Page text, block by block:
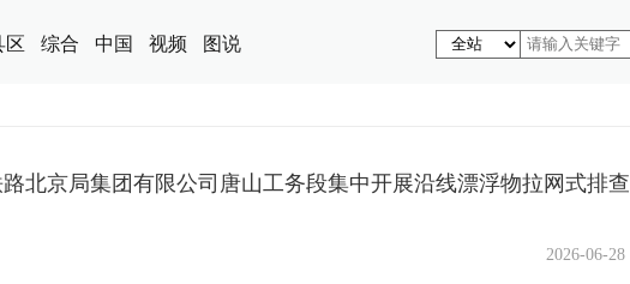
区 综合 中国 视频 图说
北京局集团有限公司唐山工务段集中开展沿线漂浮物拉网式排查
2026-06-28